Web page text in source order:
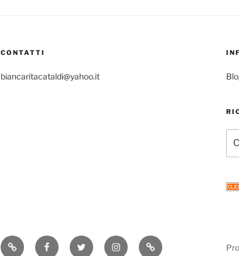
CONTATTI
biancaritacataldi@yahoo.it
Consigli FacebookTwitter InstagramEmail